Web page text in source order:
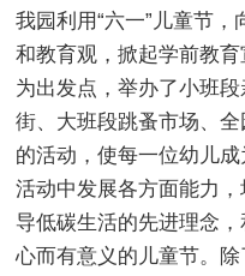
我园利用“六一”儿童节
和教育观，掀起学前教
为出发点，举办了小班
街、大班段跳蚤市场、
的活动，使每一位幼儿
活动中发展各方面能力
导低碳生活的先进理念
心而有意义的儿童节。